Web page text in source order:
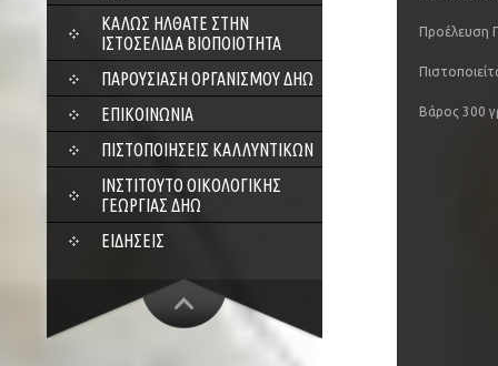
ΚΑΛΏΣ ΉΛΘΑΤΕ ΣΤΗΝ
ΙΣΤΟΣΕΛΊΔΑ ΒΙΟΠΟΙΌΤΗΤΑ
ΠΑΡΟΥΣΊΑΣΗ ΟΡΓΑΝΙΣΜΟΎ ΔΗΩ
ΕΠΙΚΟΙΝΩΝΊΑ
ΠΙΣΤΟΠΟΙΉΣΕΙΣ ΚΑΛΛΥΝΤΙΚΏΝ
ΙΝΣΤΙΤΟΎΤΟ ΟΙΚΟΛΟΓΙΚΉΣ
ΓΕΩΡΓΊΑΣ ΔΗΩ
ΕΙΔΉΣΕΙΣ
Προέλευση
Βάρος 300